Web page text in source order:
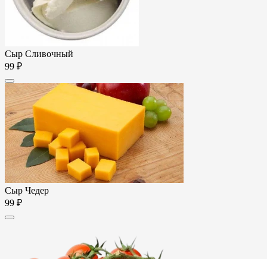
Сыр Сливочный
99 ₽
Сыр Чедер
99 ₽